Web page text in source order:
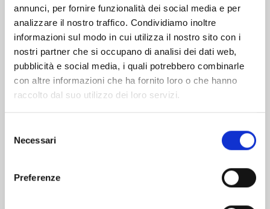
annunci, per fornire funzionalità dei social media e per
analizzare il nostro traffico. Condividiamo inoltre
informazioni sul modo in cui utilizza il nostro sito con i
nostri partner che si occupano di analisi dei dati web,
pubblicità e social media, i quali potrebbero combinarle
con altre informazioni che ha fornito loro o che hanno
raccolto dal suo utilizzo dei loro servizi.
delNecessari
Preferenze
Altri volumi della serie